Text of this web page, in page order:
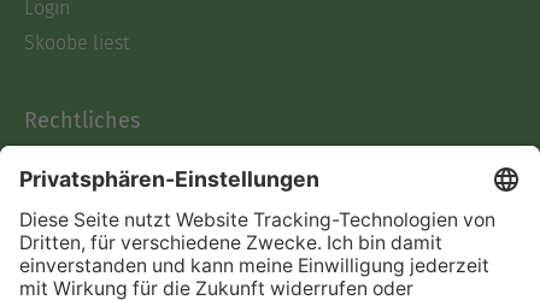
Login
Skoobe liest
Rechtliches
AGB
Informationen nach Data
Act
Verträge hier kündigen